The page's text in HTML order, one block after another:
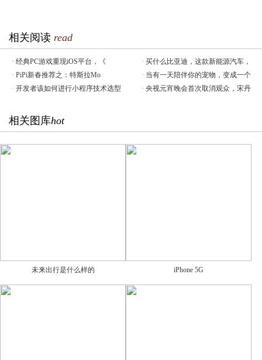
相关阅读 read
· 经典PC游戏重现iOS平台，《 · 买什么比亚迪，这款新能源汽车，
· PiPi新春推荐之：特斯拉Mo · 当有一天陪伴你的宠物，变成一个
· 开发者该如何进行小程序技术选型 · 央视元宵晚会首次取消观众，宋丹
相关图库hot
未来出行是什么样的 iPhone 5G